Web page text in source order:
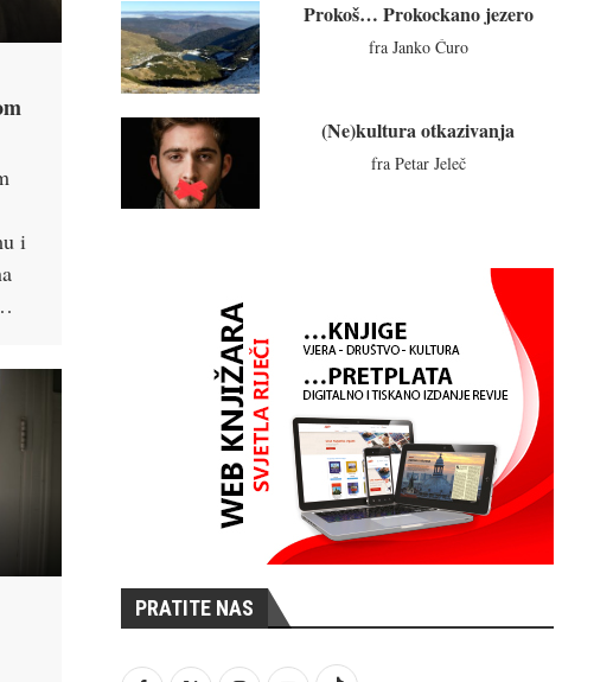
i
Prokoš… Prokockano jezero
fra Janko Ćuro
(Ne)kultura otkazivanja
fra Petar Jeleč
PRATITE NAS